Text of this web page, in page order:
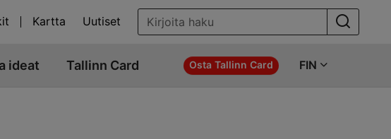
Kartta Uutiset
ideat Tallinn Card Osta Tallinn Card FIN